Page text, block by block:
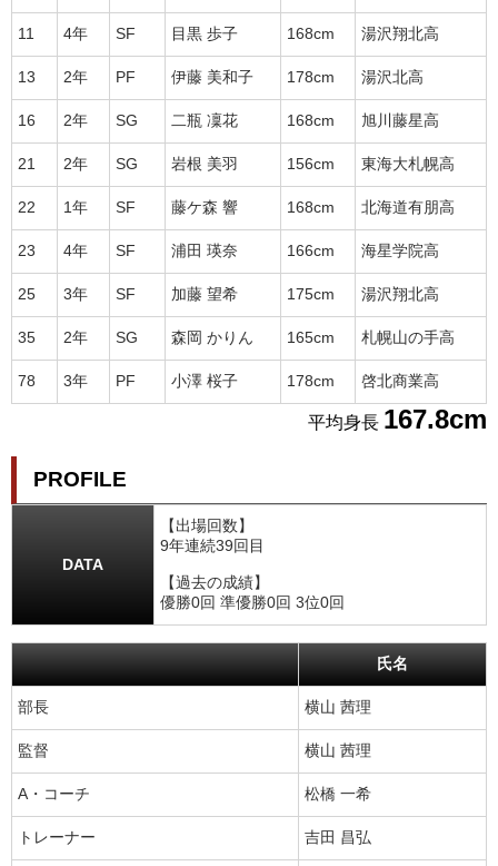
11 4年 SF 目黒 歩子 168cm 湯沢翔北高
13 2年 PF 伊藤 美和子 178cm 湯沢北高
16 2年 SG 二瓶 凜花 168cm 旭川藤星高
21 2年 SG 岩根 美羽 156cm 東海大札幌高
22 1年 SF 藤ケ森 響 168cm 北海道有朋高
23 4年 SF 浦田 瑛奈 166cm 海星学院高
25 3年 SF 加藤 望希 175cm 湯沢翔北高
35 2年 SG 森岡 かりん 165cm 札幌山の手高
78 3年 PF 小澤 桜子 178cm 啓北商業高
平均身長 167.8cm
PROFILE
DATA
【出場回数】
9年連続39回目
【過去の成績】
優勝0回 準優勝0回 3位0回
氏名
部長 横山 茜理
監督 横山 茜理
A・コーチ 松橋 一希
トレーナー 吉田 昌弘